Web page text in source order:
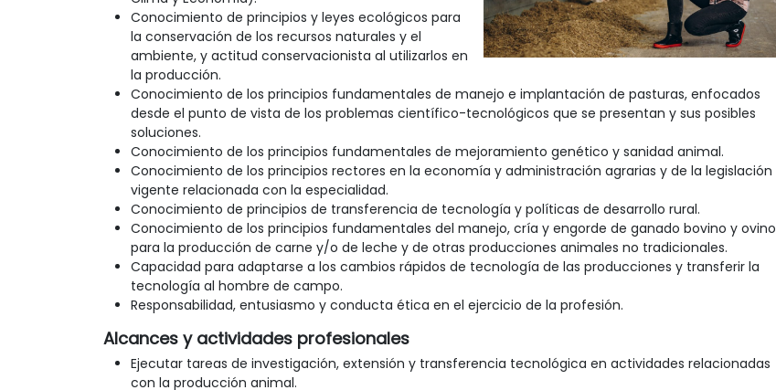
Conocimiento de principios y leyes ecológicos para
la conservación de los recursos naturales y el
ambiente, y actitud conservacionista al utilizarlos en
la producción.
Conocimiento de los principios fundamentales de manejo e implantación de pasturas, enfocados
desde el punto de vista de los problemas científico-tecnológicos que se presentan y sus posibles
soluciones.
Conocimiento de los principios fundamentales de mejoramiento genético y sanidad animal.
Conocimiento de los principios rectores en la economía y administración agrarias y de la legislación
vigente relacionada con la especialidad.
Conocimiento de principios de transferencia de tecnología y políticas de desarrollo rural.
Conocimiento de los principios fundamentales del manejo, cría y engorde de ganado bovino y ovino
para la producción de carne y/o de leche y de otras producciones animales no tradicionales.
Capacidad para adaptarse a los cambios rápidos de tecnología de las producciones y transferir la
tecnología al hombre de campo.
Responsabilidad, entusiasmo y conducta ética en el ejercicio de la profesión.
Alcances y actividades profesionales
Ejecutar tareas de investigación, extensión y transferencia tecnológica en actividades relacionadas
con la producción animal.